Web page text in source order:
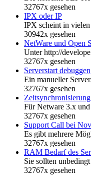
32767x gesehen
IPX oder IP
IPX scheint in
30942x gesehen
NetWare und Open
Unter http://
32767x gesehen
Serverstart debuggen
Ein manueller
32767x gesehen
Für Netware 3.x
32767x gesehen
Support Call bei
Es gibt mehrere
32767x gesehen
RAM Bedarf des
Sie sollten
32767x gesehen